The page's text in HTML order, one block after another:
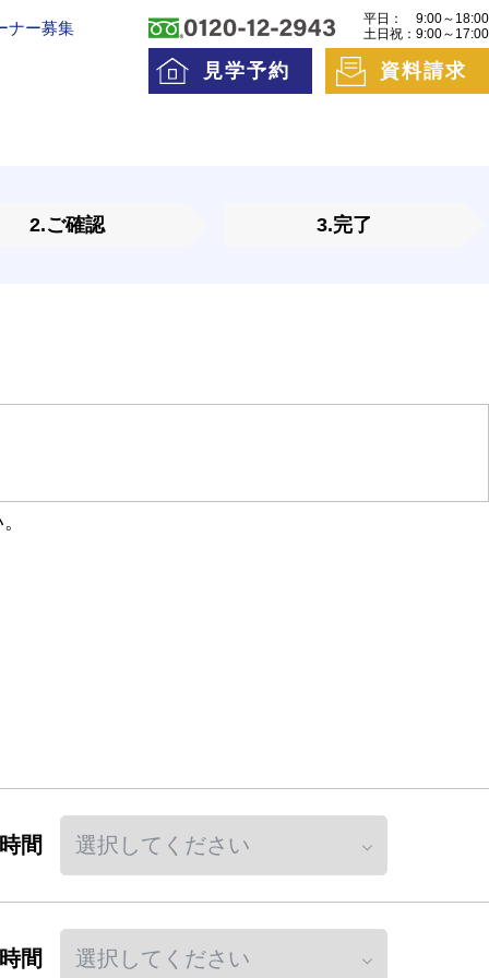
費用とお金について
ナー募集
平日：
土日祝：
9:00～18:00
9:00～17:00
見学予約 資料請求
2.ご確認 3.完了
時間
時間